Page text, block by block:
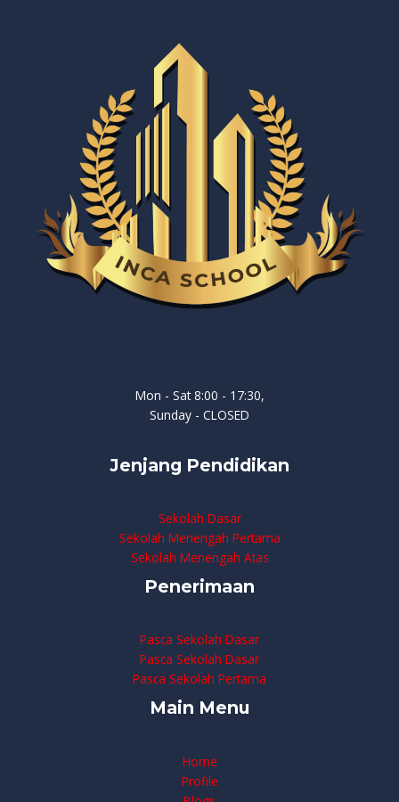
Mon - Sat 8:00 - 17:30,
Sunday - CLOSED
Jenjang Pendidikan
Sekolah Dasar
Sekolah Menengah Pertama
Sekolah Menengah Atas
Penerimaan
Pasca Sekolah Dasar
Pasca Sekolah Dasar
Pasca Sekolah Pertama
Main Menu
Home
Profile